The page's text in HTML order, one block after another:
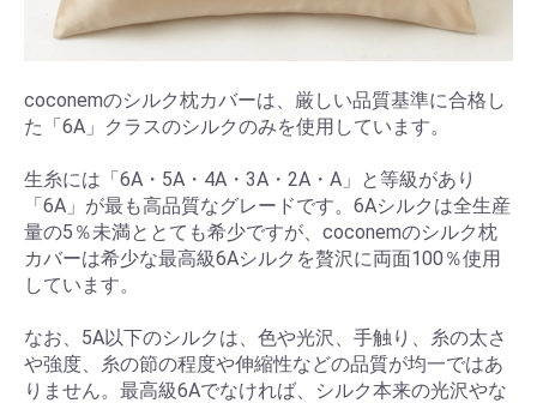
coconemのシルク枕カバーは、厳しい品質基準に合格し
た「6A」クラスのシルクのみを使用しています。
生糸には「6A・5A・4A・3A・2A・A」と等級があり
「6A」が最も高品質なグレードです。6Aシルクは全生産
量の5％未満ととても希少ですが、coconemのシルク枕
カバーは希少な最高級6Aシルクを贅沢に両面100％使用
しています。
なお、5A以下のシルクは、色や光沢、手触り、糸の太さ
や強度、糸の節の程度や伸縮性などの品質が均一ではあ
りません。最高級6Aでなければ、シルク本来の光沢やな